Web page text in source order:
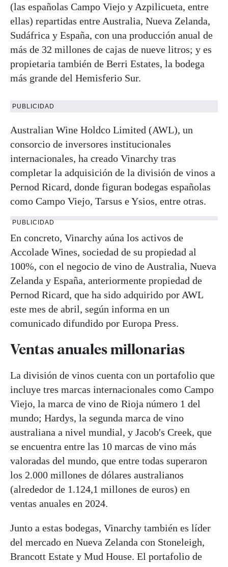
(las españolas Campo Viejo y Azpilicueta, entre
ellas) repartidas entre Australia, Nueva Zelanda,
Sudáfrica y España, con una producción anual de
más de 32 millones de cajas de nueve litros; y es
propietaria también de Berri Estates, la bodega
más grande del Hemisferio Sur.
PUBLICIDAD
Australian Wine Holdco Limited (AWL), un
consorcio de inversores institucionales
internacionales, ha creado Vinarchy tras
completar la adquisición de la división de vinos a
Pernod Ricard, donde figuran bodegas españolas
como Campo Viejo, Tarsus e Ysios, entre otras.
PUBLICIDAD
En concreto, Vinarchy aúna los activos de
Accolade Wines, sociedad de su propiedad al
100%, con el negocio de vino de Australia, Nueva
Zelanda y España, anteriormente propiedad de
Pernod Ricard, que ha sido adquirido por AWL
este mes de abril, según informa en un
comunicado difundido por Europa Press.
Ventas anuales millonarias
La división de vinos cuenta con un portafolio que
incluye tres marcas internacionales como Campo
Viejo, la marca de vino de Rioja número 1 del
mundo; Hardys, la segunda marca de vino
australiana a nivel mundial, y Jacob's Creek, que
se encuentra entre las 10 marcas de vino más
valoradas del mundo, que entre todas superaron
los 2.000 millones de dólares australianos
(alrededor de 1.124,1 millones de euros) en
ventas anuales en 2024.
Junto a estas bodegas, Vinarchy también es líder
del mercado en Nueva Zelanda con Stoneleigh,
Brancott Estate y Mud House. El portafolio de